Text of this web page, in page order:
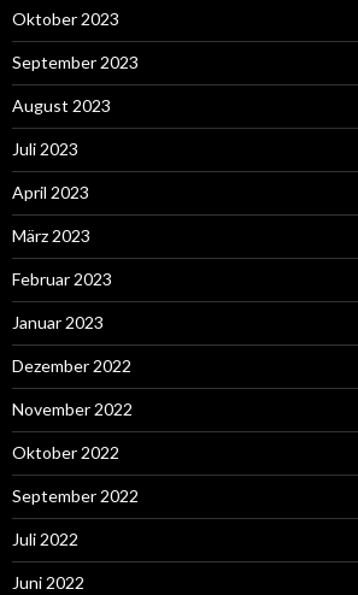
Oktober 2023
September 2023
August 2023
Juli 2023
April 2023
März 2023
Februar 2023
Januar 2023
Dezember 2022
November 2022
Oktober 2022
September 2022
Juli 2022
Juni 2022